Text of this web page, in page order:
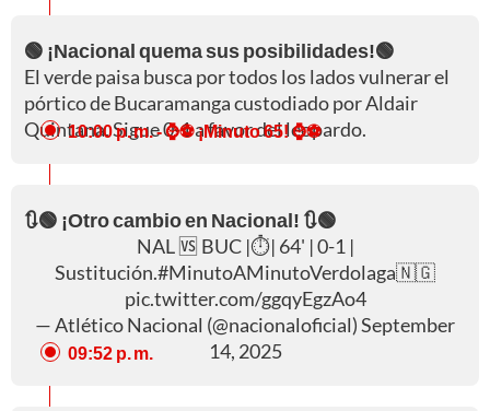
🟢 ¡Nacional quema sus posibilidades!🟢
El verde paisa busca por todos los lados vulnerar el
pórtico de Bucaramanga custodiado por Aldair
Quintana. Sigue 0-1 a favor del leopardo.
10:00 p. m.- ⌚⚽ ¡Minuto 65! ⌚⚽
🔃🟢 ¡Otro cambio en Nacional! 🔃🟢
NAL 🆚 BUC |⏱️| 64' | 0-1 |
Sustitución.#MinutoAMinutoVerdolaga🇳🇬
pic.twitter.com/ggqyEgzAo4
— Atlético Nacional (@nacionaloficial)September
14, 2025
09:52 p. m.